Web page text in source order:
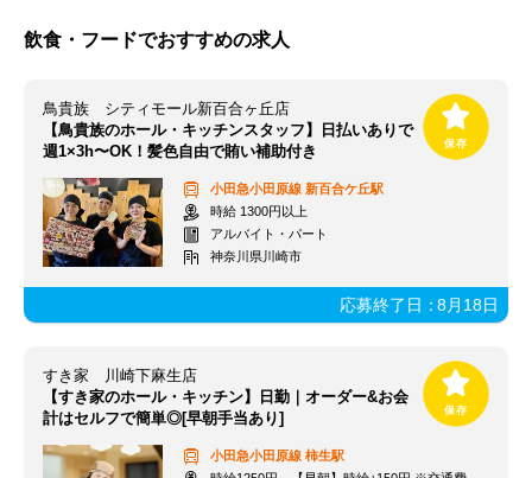
飲食・フードでおすすめの求人
鳥貴族 シティモール新百合ヶ丘店
【鳥貴族のホール・キッチンスタッフ】日払いありで
週1×3h〜OK！髪色自由で賄い補助付き
小田急小田原線 新百合ケ丘駅
時給 1300円以上
アルバイト・パート
神奈川県川崎市
応募終了日：8月18日
すき家 川崎下麻生店
【すき家のホール・キッチン】日勤｜オーダー&お会
計はセルフで簡単◎[早朝手当あり]
小田急小田原線 柿生駅